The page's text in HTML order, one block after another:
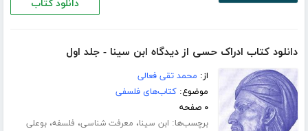
دانلود کتاب
دانلود کتاب ادراک حسی از دیدگاه ابن سینا - جلد اول
از: محمد تقی فعالی
موضوع:کتاب‌های فلسفی
۰ صفحه
برچسب‌ها: ابن سینا، معرفت شناسى، فلسفه،بوعلی